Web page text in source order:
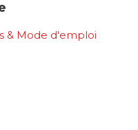
& Mode d'emploi